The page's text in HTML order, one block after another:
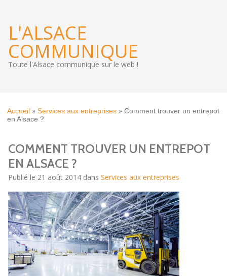
L'ALSACE
COMMUNIQUE
Toute l'Alsace communique sur le web !
Accueil » Services aux entreprises » Comment trouver un entrepot
en Alsace ?
COMMENT TROUVER UN ENTREPOT
EN ALSACE ?
Publié le 21 août 2014 dans Services aux entreprises